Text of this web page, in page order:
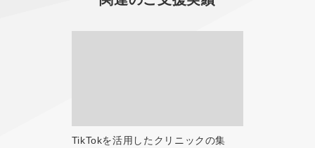
TikTokを活用したクリニックの集